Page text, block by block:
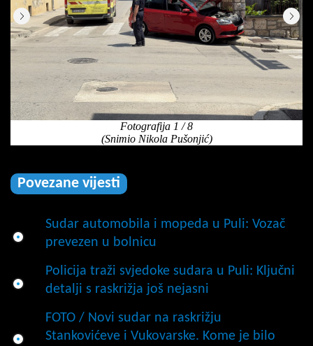
Povezane vijesti
Sudar automobila i mopeda u Puli: Vozač
prevezen u bolnicu
Policija traži svjedoke sudara u Puli: Ključni
detalji s raskrižja još nejasni
FOTO / Novi sudar na raskrižju
Stankovićeve i Vukovarske. Kome je bilo